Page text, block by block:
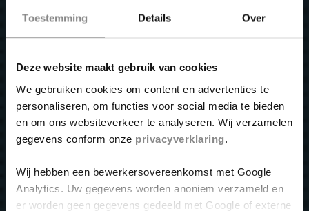
Toestemming Details Over
Deze website maakt gebruik van cookies
We gebruiken cookies om content en advertenties te
personaliseren, om functies voor social media te bieden
en om ons websiteverkeer te analyseren. Wij verzamelen
gegevens conform onze privacyverklaring
Wij hebben een bewerkersovereenkomst met Google
Analytics. Uw gegevens worden anoniem verzameld en
er worden geen gegevens gedeeld met Google of externe
Dakbedekking
Lekkages
Dakonderhoud
Algemene voorwaarden